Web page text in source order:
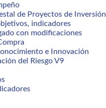
de Proyectos de Inversión
indicadores
con modificaciones
e Innovación
del Riesgo V9